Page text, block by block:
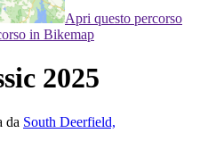
Apri questo percorso
in Bikemap
2025
da South Deerfield,